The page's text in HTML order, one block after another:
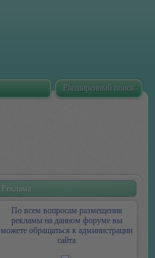
Расширенный поиск
Реклама
По всем вопросам размещения
рекламы на данном форуме вы
можете обращаться к администрации
сайта